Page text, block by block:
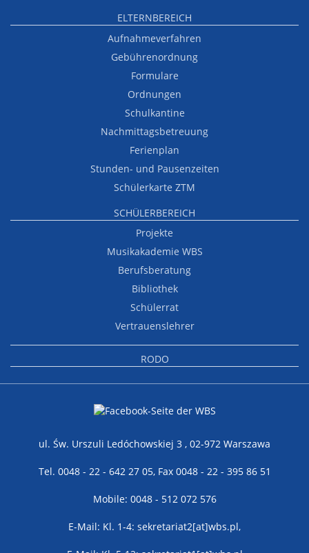
ELTERNBEREICH
Aufnahmeverfahren
Gebührenordnung
Formulare
Ordnungen
Schulkantine
Nachmittagsbetreuung
Ferienplan
Stunden- und Pausenzeiten
Schülerkarte ZTM
SCHÜLERBEREICH
Projekte
Musikakademie WBS
Berufsberatung
Bibliothek
Schülerrat
Vertrauenslehrer
RODO
ul. Św. Urszuli Ledóchowskiej 3 , 02-972 Warszawa
Tel. 0048 - 22 - 642 27 05, Fax 0048 - 22 - 395 86 51
Mobile: 0048 - 512 072 576
E-Mail: Kl. 1-4: sekretariat2[at]wbs.pl,